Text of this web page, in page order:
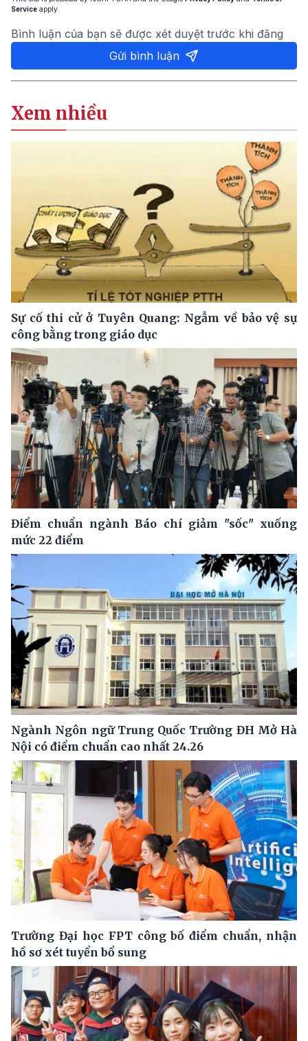
Service apply.
Bình luận của bạn sẽ được xét duyệt trước khi đăng
Gửi bình luận
Xem nhiều
Sự cố thi cử ở Tuyên Quang: Ngẫm về bảo vệ sự
công bằng trong giáo dục
Điểm chuẩn ngành Báo chí giảm "sốc" xuống
mức 22 điểm
Ngành Ngôn ngữ Trung Quốc Trường ĐH Mở Hà
Nội có điểm chuẩn cao nhất 24.26
Trường Đại học FPT công bố điểm chuẩn, nhận
hồ sơ xét tuyển bổ sung